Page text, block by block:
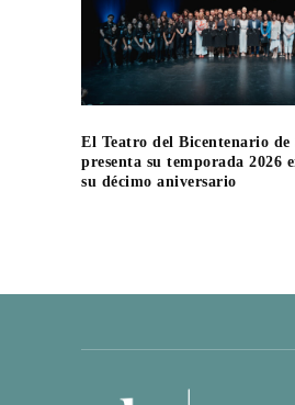
El Teatro del Bicentenario de
presenta su temporada 2026
su décimo aniversario